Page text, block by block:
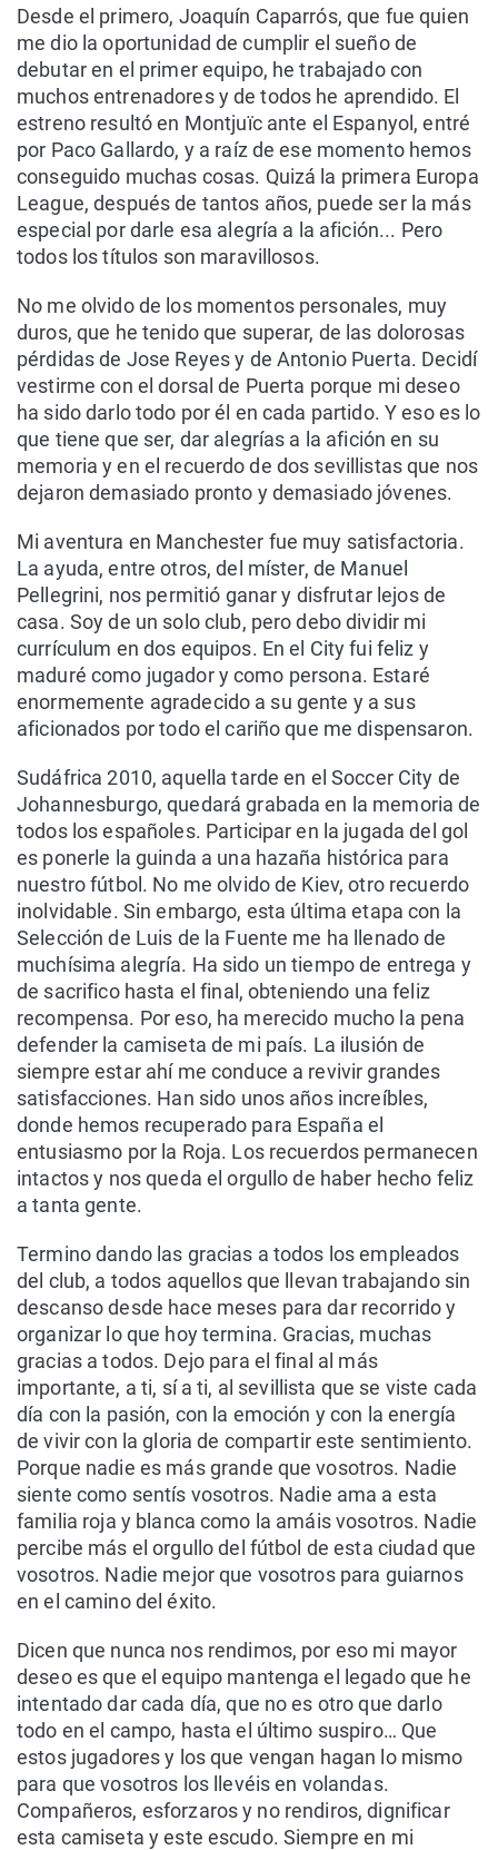
Desde el primero, Joaquín Caparrós, que fue quien
me dio la oportunidad de cumplir el sueño de
debutar en el primer equipo, he trabajado con
muchos entrenadores y de todos he aprendido. El
estreno resultó en Montjuïc ante el Espanyol, entré
por Paco Gallardo, y a raíz de ese momento hemos
conseguido muchas cosas. Quizá la primera Europa
League, después de tantos años, puede ser la más
especial por darle esa alegría a la afición... Pero
todos los títulos son maravillosos.
No me olvido de los momentos personales, muy
duros, que he tenido que superar, de las dolorosas
pérdidas de Jose Reyes y de Antonio Puerta. Decidí
vestirme con el dorsal de Puerta porque mi deseo
ha sido darlo todo por él en cada partido. Y eso es lo
que tiene que ser, dar alegrías a la afición en su
memoria y en el recuerdo de dos sevillistas que nos
dejaron demasiado pronto y demasiado jóvenes.
Mi aventura en Manchester fue muy satisfactoria.
La ayuda, entre otros, del míster, de Manuel
Pellegrini, nos permitió ganar y disfrutar lejos de
casa. Soy de un solo club, pero debo dividir mi
currículum en dos equipos. En el City fui feliz y
maduré como jugador y como persona. Estaré
enormemente agradecido a su gente y a sus
aficionados por todo el cariño que me dispensaron.
Sudáfrica 2010, aquella tarde en el Soccer City de
Johannesburgo, quedará grabada en la memoria de
todos los españoles. Participar en la jugada del gol
es ponerle la guinda a una hazaña histórica para
nuestro fútbol. No me olvido de Kiev, otro recuerdo
inolvidable. Sin embargo, esta última etapa con la
Selección de Luis de la Fuente me ha llenado de
muchísima alegría. Ha sido un tiempo de entrega y
de sacrifico hasta el final, obteniendo una feliz
recompensa. Por eso, ha merecido mucho la pena
defender la camiseta de mi país. La ilusión de
siempre estar ahí me conduce a revivir grandes
satisfacciones. Han sido unos años increíbles,
donde hemos recuperado para España el
entusiasmo por la Roja. Los recuerdos permanecen
intactos y nos queda el orgullo de haber hecho feliz
a tanta gente.
Termino dando las gracias a todos los empleados
del club, a todos aquellos que llevan trabajando sin
descanso desde hace meses para dar recorrido y
organizar lo que hoy termina. Gracias, muchas
gracias a todos. Dejo para el final al más
importante, a ti, sí a ti, al sevillista que se viste cada
día con la pasión, con la emoción y con la energía
de vivir con la gloria de compartir este sentimiento.
Porque nadie es más grande que vosotros. Nadie
siente como sentís vosotros. Nadie ama a esta
familia roja y blanca como la amáis vosotros. Nadie
percibe más el orgullo del fútbol de esta ciudad que
vosotros. Nadie mejor que vosotros para guiarnos
en el camino del éxito.
Dicen que nunca nos rendimos, por eso mi mayor
deseo es que el equipo mantenga el legado que he
intentado dar cada día, que no es otro que darlo
todo en el campo, hasta el último suspiro… Que
estos jugadores y los que vengan hagan lo mismo
para que vosotros los llevéis en volandas.
Compañeros, esforzaros y no rendiros, dignificar
esta camiseta y este escudo. Siempre en mi